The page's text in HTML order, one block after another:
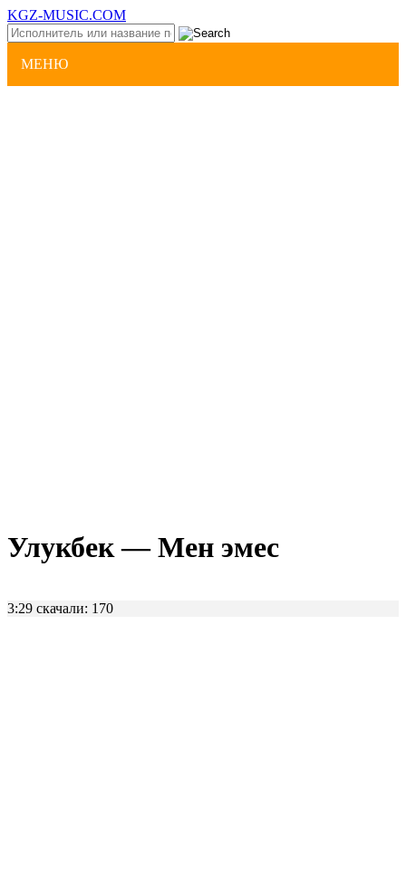
KGZ-MUSIC.COM
МЕНЮ
Улукбек — Мен эмес
3:29 скачали: 170